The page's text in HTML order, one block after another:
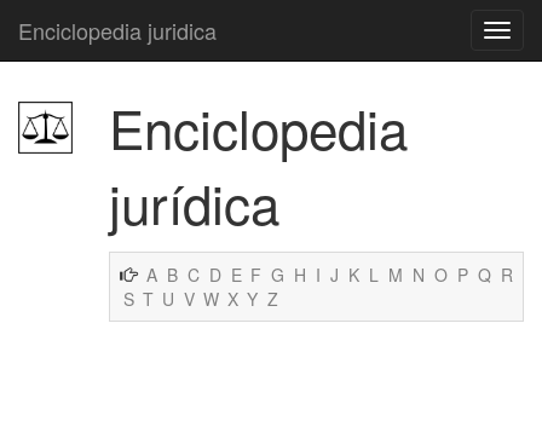
Enciclopedia juridica
Enciclopedia
jurídica
A B C D E F G H I J K L M N O P Q R
S T U V W X Y Z